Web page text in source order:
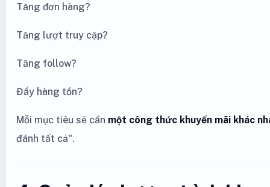
Tăng đơn hàng?
Tăng lượt truy cập?
Tăng follow?
Đẩy hàng tồn?
Mỗi mục tiêu sẽ cần một công thức khuyến mãi khác
đánh tất cả".